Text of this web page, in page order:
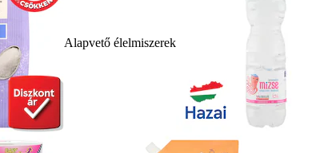
Alapvető élelmiszerek